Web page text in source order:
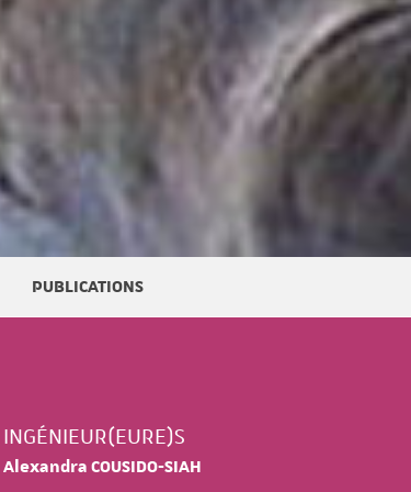
PUBLICATIONS
INGÉNIEUR(EURE)S
Alexandra COUSIDO-SIAH